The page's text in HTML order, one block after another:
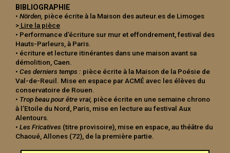
BIBLIOGRAPHIE
• Nörden, pièce écrite à la Maison des auteur.es de Limoges
> Lire la pièce
• Performance d’écriture sur mur et effondrement, festival des
Hauts-Parleurs, à Paris.
• écriture et lecture itinérantes dans une maison avant sa
démolition, Caen.
• Ces derniers temps : pièce écrite à la Maison de la Poésie de
Val-de-Reuil. Mise en espace par ACMÉ avec les élèves du
conservatoire de Rouen.
• Trop beau pour être vrai, pièce écrite en une semaine chrono
à l’Etoile du Nord, Paris, mise en lecture au festival Aux
Alentours.
• Les Fricatives (titre provisoire), mise en espace, au théâtre du
Chaoué, Allones (72), de la première partie.
Ils publient leurs angoisses et leurs
rêves
Déchirent le brouillon de leurs vies
Recommencent
S’appuient contre un mur qui
s’écroule
Affichent leurs scrupules au plafond
Assument leurs doutes
Epuisent leurs peurs
Enfouissent leurs hésitations
Pleurent à nouveau
Vident une bouteille